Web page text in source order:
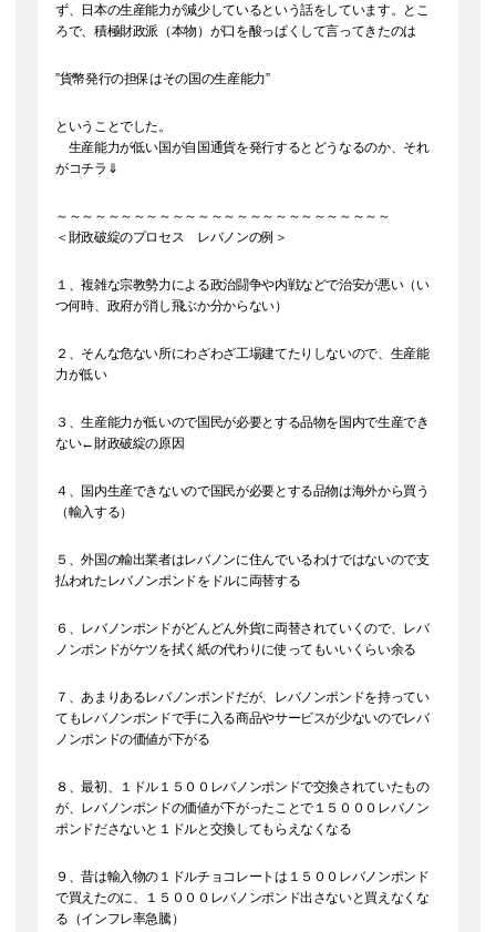
ず、日本の生産能力が減少しているという話をしています。とこ
ろで、積極財政派（本物）が口を酸っぱくして言ってきたのは
”貨幣発行の担保はその国の生産能力”
ということでした。
生産能力が低い国が自国通貨を発行するとどうなるのか、それ
がコチラ⇓
～～～～～～～～～～～～～～～～～～～～～～～～～～
＜財政破綻のプロセス レバノンの例＞
１、複雑な宗教勢力による政治闘争や内戦などで治安が悪い（い
つ何時、政府が消し飛ぶか分からない）
２、そんな危ない所にわざわざ工場建てたりしないので、生産能
力が低い
３、生産能力が低いので国民が必要とする品物を国内で生産でき
ない←財政破綻の原因
４、国内生産できないので国民が必要とする品物は海外から買う
（輸入する）
５、外国の輸出業者はレバノンに住んでいるわけではないので支
払われたレバノンポンドをドルに両替する
６、レバノンポンドがどんどん外貨に両替されていくので、レバ
ノンポンドがケツを拭く紙の代わりに使ってもいいくらい余る
７、あまりあるレバノンポンドだが、レバノンポンドを持ってい
てもレバノンポンドで手に入る商品やサービスが少ないのでレバ
ノンポンドの価値が下がる
８、最初、１ドル１５００レバノンポンドで交換されていたもの
が、レバノンポンドの価値が下がったことで１５０００レバノン
ポンドださないと１ドルと交換してもらえなくなる
９、昔は輸入物の１ドルチョコレートは１５００レバノンポンド
で買えたのに、１５０００レバノンポンド出さないと買えなくな
る（インフレ率急騰）